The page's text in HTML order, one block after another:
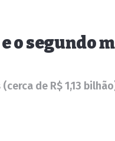
o segundo
de R$ 1,13